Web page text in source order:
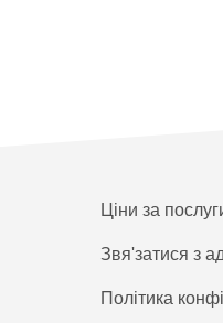
Ціни за
Звя'затися з
Політика